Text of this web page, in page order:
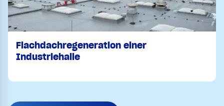
Flachdachregeneration einer
Industriehalle